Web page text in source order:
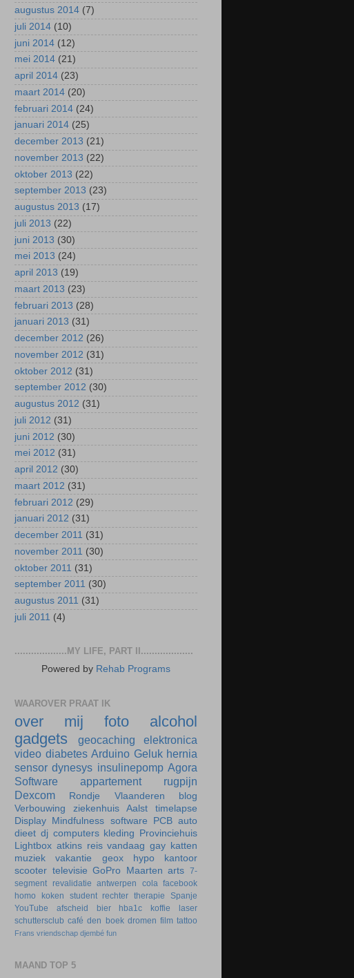
augustus 2014 (7)
juli 2014 (10)
juni 2014 (12)
mei 2014 (21)
april 2014 (23)
maart 2014 (20)
februari 2014 (24)
januari 2014 (25)
december 2013 (21)
november 2013 (22)
oktober 2013 (22)
september 2013 (23)
augustus 2013 (17)
juli 2013 (22)
juni 2013 (30)
mei 2013 (24)
april 2013 (19)
maart 2013 (23)
februari 2013 (28)
januari 2013 (31)
december 2012 (26)
november 2012 (31)
oktober 2012 (31)
september 2012 (30)
augustus 2012 (31)
juli 2012 (31)
juni 2012 (30)
mei 2012 (31)
april 2012 (30)
maart 2012 (31)
februari 2012 (29)
januari 2012 (31)
december 2011 (31)
november 2011 (30)
oktober 2011 (31)
september 2011 (30)
augustus 2011 (31)
juli 2011 (4)
...................MY LIFE, PART II...................
Powered by Rehab Programs
WAAROVER PRAAT IK
over mij foto
alcohol
gadgets
geocaching
elektronica
video diabetes Arduino Geluk hernia
sensor dynesys insulinepomp Agora
Software
appartement
rugpijn
Dexcom
Rondje Vlaanderen
blog
Verbouwing
ziekenhuis Aalst
timelapse
Display
Mindfulness software PCB auto
dieet dj computers kleding
Provinciehuis
Lightbox atkins reis vandaag gay katten
muziek
vakantie geox hypo
kantoor
scooter televisie GoPro Maarten arts 7-
segment revalidatie antwerpen cola facebook
homo
koken student rechter therapie
Spanje
YouTube
afscheid bier hba1c koffie
laser
schuttersclub café den boek dromen film tattoo
Frans vriendschap djembé fun
MAAND TOP 5